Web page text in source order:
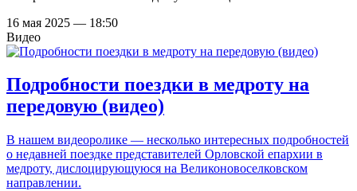
16 мая 2025 — 18:50
Видео
Подробности поездки в медроту на
передовую (видео)
В нашем видеоролике — несколько интересных подробностей
о недавней поездке представителей Орловской епархии в
медроту, дислоцирующуюся на Великоновоселковском
направлении.